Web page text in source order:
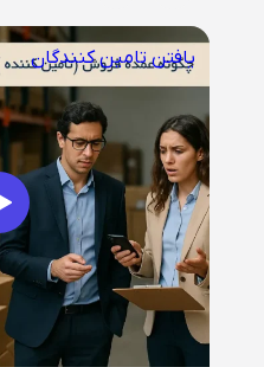
یافتن تامین کنندگان